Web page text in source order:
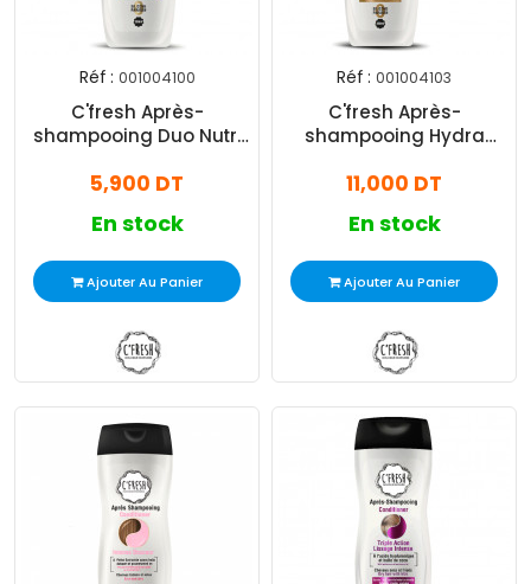
Réf : 001004100
C'fresh Après-
shampooing Duo Nutri
Cheveux Secs Et Abimés
5,900 DT
En stock
Ajouter Au Panier
Réf : 001004103
C'fresh Après-
shampooing Hydra
Pour Cheveux Secs
11,000 DT
En stock
Ajouter Au Panier